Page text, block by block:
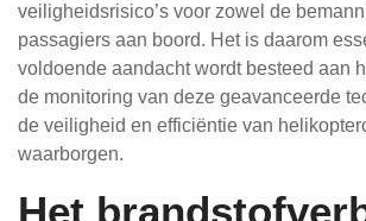
veiligheidsrisico’s voor zowel de
passagiers aan boord. Het is daarom
voldoende aandacht wordt besteed aan
de monitoring van deze geavanceerde
de veiligheid en efficiëntie van
waarborgen.
Het